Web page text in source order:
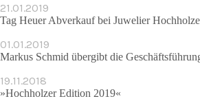
21.01.2019
Tag Heuer Abverkauf bei Juwelier
01.01.2019
Markus Schmid übergibt die
19.11.2018
»Hochholzer Edition 2019«